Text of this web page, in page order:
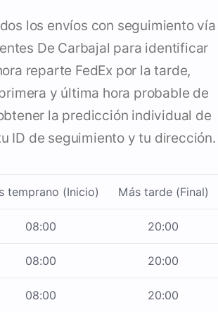
los envíos con seguimiento vía
De Carbajal para identificar
reparte FedEx por la tarde,
y última hora probable de
la predicción individual de
ID de seguimiento y tu dirección.
temprano (Inicio) Más tarde (Final)
08:00 20:00
08:00 20:00
08:00 20:00